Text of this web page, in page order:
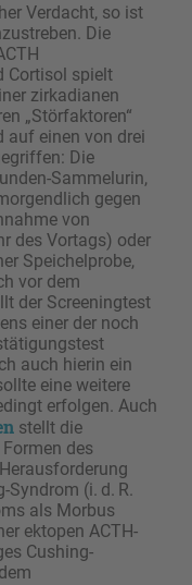
Verdacht, so ist
Die
Cortisol spielt
zirkadianen
„Störfaktoren“
auf einen von drei
Die
Sammelurin,
gegen
von
des Vortags) oder
Speichelprobe,
vor dem
der Screeningtest
einer der noch
auch hierin ein
eine weitere
erfolgen. Auch
stellt die
des
Syndrom (i. d. R.
als Morbus
ektopen ACTH-
Cushing-